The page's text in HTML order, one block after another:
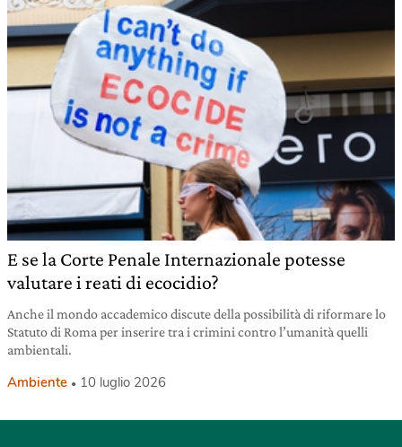
E se la Corte Penale Internazionale potesse
valutare i reati di ecocidio?
Anche il mondo accademico discute della possibilità di riformare lo
Statuto di Roma per inserire tra i crimini contro l’umanità quelli
ambientali.
Ambiente 10 luglio 2026